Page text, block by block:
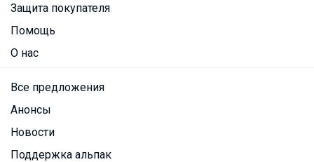
Защита покупателя
Помощь
О нас
Все предложения
Анонсы
Новости
Поддержка альпак